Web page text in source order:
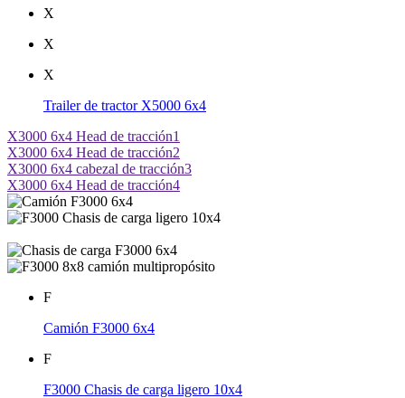
X
X
X
Trailer de tractor X5000 6x4
X3000 6x4 Head de tracción1
X3000 6x4 Head de tracción2
X3000 6x4 cabezal de tracción3
X3000 6x4 Head de tracción4
F
Camión F3000 6x4
F
F3000 Chasis de carga ligero 10x4